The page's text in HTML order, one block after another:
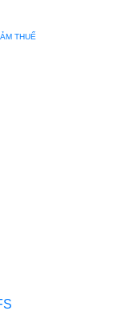
THUẾ